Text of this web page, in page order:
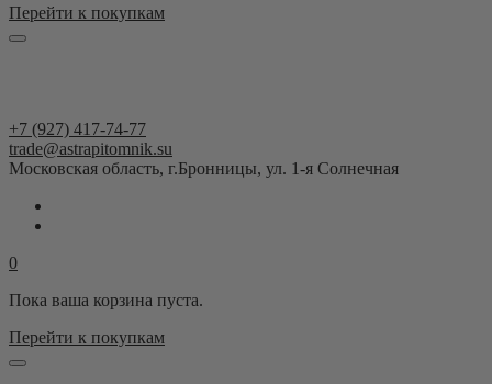
Перейти к покупкам
+7 (927) 417-74-77
trade@astrapitomnik.su
Московская область, г.Бронницы, ул. 1-я Солнечная
0
Пока ваша корзина пуста.
Перейти к покупкам